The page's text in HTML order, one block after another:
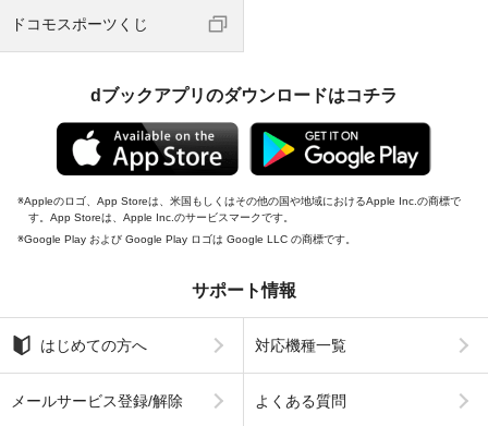
ドコモスポーツくじ
dブックアプリのダウンロードはコチラ
Appleのロゴ、App Storeは、米国もしくはその他の国や地域におけるApple Inc.の商標で
す。App Storeは、Apple Inc.のサービスマークです。
Google Play および Google Play ロゴは Google LLC の商標です。
サポート情報
はじめての方へ 対応機種一覧
メールサービス登録/解除 よくある質問